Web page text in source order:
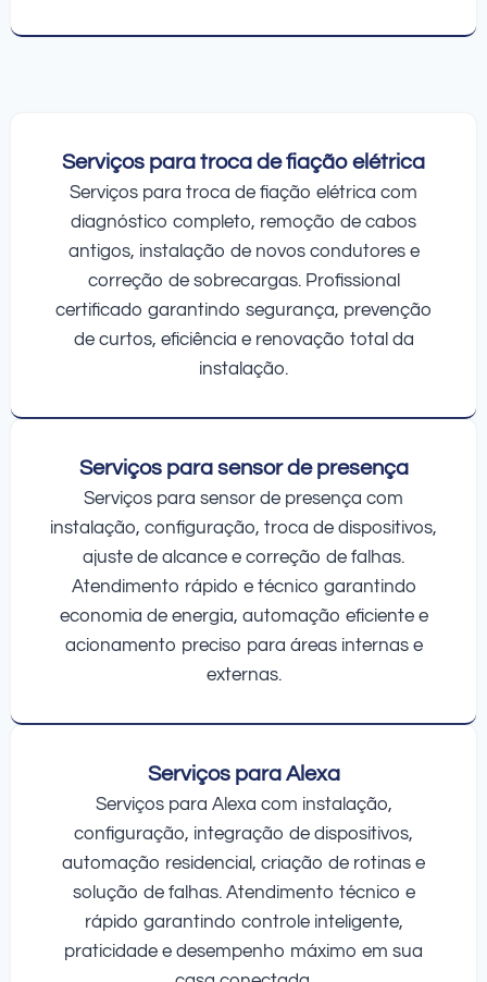
Serviços para troca de fiação elétrica
Serviços para troca de fiação elétrica com
diagnóstico completo, remoção de cabos
antigos, instalação de novos condutores e
correção de sobrecargas. Profissional
certificado garantindo segurança, prevenção
de curtos, eficiência e renovação total da
instalação.
Serviços para sensor de presença
Serviços para sensor de presença com
instalação, configuração, troca de dispositivos,
ajuste de alcance e correção de falhas.
Atendimento rápido e técnico garantindo
economia de energia, automação eficiente e
acionamento preciso para áreas internas e
externas.
Serviços para Alexa
Serviços para Alexa com instalação,
configuração, integração de dispositivos,
automação residencial, criação de rotinas e
solução de falhas. Atendimento técnico e
rápido garantindo controle inteligente,
praticidade e desempenho máximo em sua